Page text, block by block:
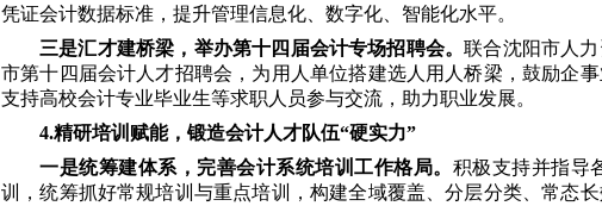
凭证会计数据标准，提升管理信息化、数字化、智能化水平。
三是汇才建桥梁，举办第十四届会计专场招聘会。联合沈阳市人
市第十四届会计人才招聘会，为用人单位搭建选人用人桥梁，鼓励企
支持高校会计专业毕业生等求职人员参与交流，助力职业发展。
4.精研培训赋能，锻造会计人才队伍“硬实力”
一是统筹建体系，完善会计系统培训工作格局。 积极支持并指导
训，统筹抓好常规培训与重点培训，构建全域覆盖、分层分类、常态